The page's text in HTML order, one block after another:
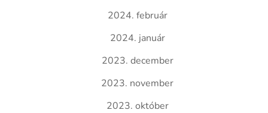
2024. február
2024. január
2023. december
2023. november
2023. október